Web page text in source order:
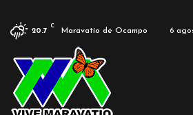
20.7
C
Maravatío de Ocampo 6